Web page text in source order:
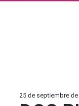
25 de septiembre de